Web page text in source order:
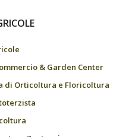
& Garden Center
di Orticoltura e Floricoltura